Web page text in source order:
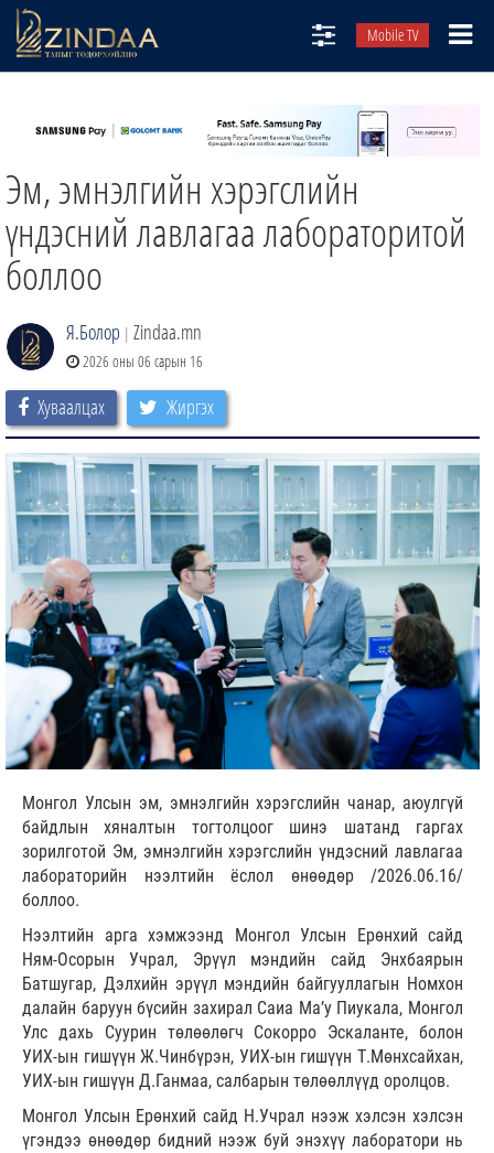
Mobile TV
ТВ8
ӨГЛӨӨНИЙ СОНИН
АУДИО ЗОХИОЛ
ЗИНДАА СЭТГҮҮЛ
Эм, эмнэлгийн хэрэгслийн
үндэсний лавлагаа лабораторитой
боллоо
Я.Болор | Zindaa.mn
2026 оны 06 сарын 16
Хуваалцах Жиргэх
Монгол Улсын эм, эмнэлгийн хэрэгслийн чанар, аюулгүй
байдлын хяналтын тогтолцоог шинэ шатанд гаргах
зорилготой Эм, эмнэлгийн хэрэгслийн үндэсний лавлагаа
лабораторийн нээлтийн ёслол өнөөдөр /2026.06.16/
боллоо.
Нээлтийн арга хэмжээнд Монгол Улсын Ерөнхий сайд
Ням-Осорын Учрал, Эрүүл мэндийн сайд Энхбаярын
Батшугар, Дэлхийн эрүүл мэндийн байгууллагын Номхон
далайн баруун бүсийн захирал Саиа Ма’у Пиукала, Монгол
Улс дахь Суурин төлөөлөгч Сокорро Эскаланте, болон
УИХ-ын гишүүн Ж.Чинбүрэн, УИХ-ын гишүүн Т.Мөнхсайхан,
УИХ-ын гишүүн Д.Ганмаа, салбарын төлөөллүүд оролцов.
Монгол Улсын Ерөнхий сайд Н.Учрал нээж хэлсэн хэлсэн
үгэндээ өнөөдөр бидний нээж буй энэхүү лаборатори нь